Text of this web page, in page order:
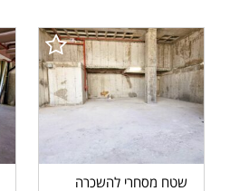
שטח מסחרי להשכרה